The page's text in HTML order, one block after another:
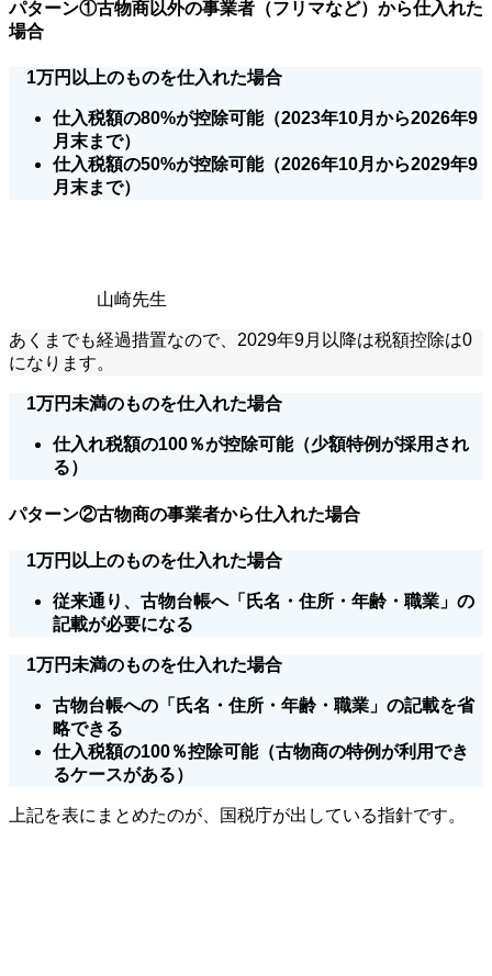
パターン①古物商以外の事業者（フリマなど）から仕入れた
場合
1万円以上のものを仕入れた場合
仕入税額の80%が控除可能（2023年10月から2026年9
月末まで）
仕入税額の50%が控除可能（2026年10月から2029年9
月末まで）
山崎先生
あくまでも経過措置なので、2029年9月以降は税額控除は0
になります。
1万円未満のものを仕入れた場合
仕入れ税額の100％が控除可能（少額特例が採用され
る）
パターン②古物商の事業者から仕入れた場合
1万円以上のものを仕入れた場合
従来通り、古物台帳へ「氏名・住所・年齢・職業」の
記載が必要になる
1万円未満のものを仕入れた場合
古物台帳への「氏名・住所・年齢・職業」の記載を省
略できる
仕入税額の100％控除可能（古物商の特例が利用でき
るケースがある）
上記を表にまとめたのが、国税庁が出している指針です。